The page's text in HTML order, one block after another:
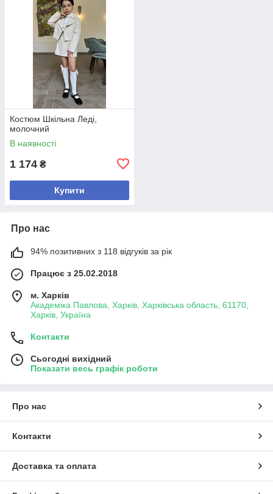
Костюм Шкільна Леді,
молочний
В наявності
1 174 ₴
Купити
Про нас
94% позитивних з 118 відгуків за рік
Працює з 25.02.2018
м. Харків
Академіка Павлова, Харків, Харківська область, 61170,
Харків, Україна
Контакти
Сьогодні вихідний
Показати весь графік роботи
Про нас
Контакти
Доставка та оплата